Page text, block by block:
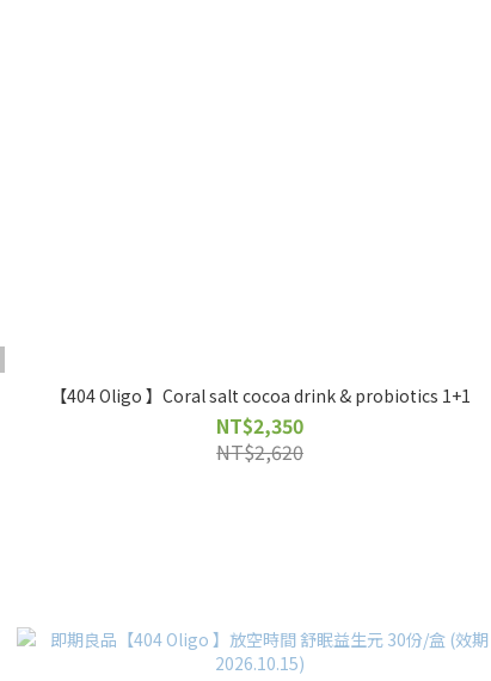
【404 Oligo 】Coral salt cocoa drink & probiotics 1+1
NT$2,350
NT$2,620